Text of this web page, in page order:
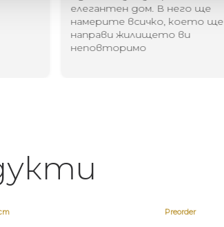
елегантен дом. В него ще
намерите всичко, което ще
направи жилището ви
неповторимо
Preorder